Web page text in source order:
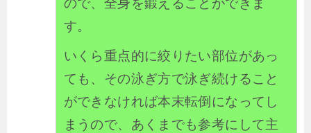
ので、全身を鍛えることができま
す。
いくら重点的に絞りたい部位があっ
ても、その泳ぎ方で泳ぎ続けること
ができなければ本末転倒になってし
まうので、あくまでも参考にして主